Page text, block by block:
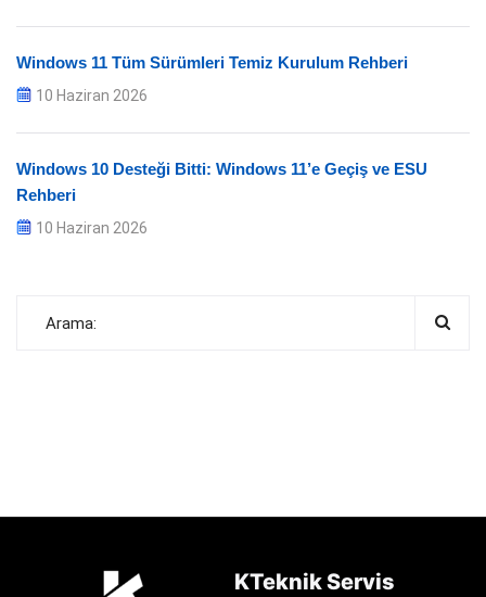
Windows 11 Tüm Sürümleri Temiz Kurulum Rehberi
10 Haziran 2026
Windows 10 Desteği Bitti: Windows 11’e Geçiş ve ESU
Rehberi
10 Haziran 2026
KTeknik Servis